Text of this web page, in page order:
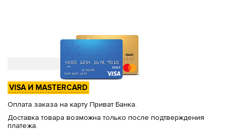
VISA И MASTERCARD
Оплата заказа на карту Приват Банка.
Доставка товара возможна только после подтверждения
платежа.